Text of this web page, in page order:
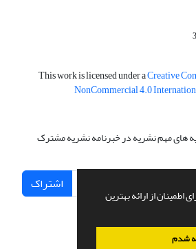
از ارائه بهترین
شدم
This work is licensed under aCreative
NonCommercial 4.0
های مهم نشریه در خبرنامه نشریه مشترک
اشتراک